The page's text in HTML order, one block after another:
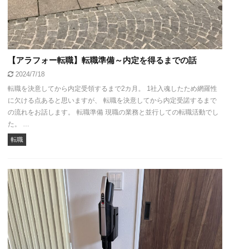
【アラフォー転職】転職準備～内定を得るまでの話
2024/7/18
転職を決意してから内定受領するまで2カ月。 1社入魂したため網羅性
に欠ける点あると思いますが、 転職を決意してから内定受諾するまで
の流れをお話します。 転職準備 現職の業務と並行しての転職活動でし
た。 ...
転職